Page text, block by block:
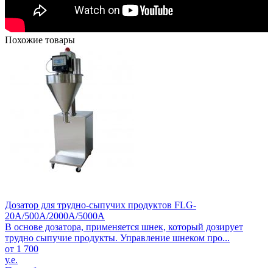
Похожие товары
Дозатор для трудно-сыпучих продуктов FLG-
20А/500A/2000А/5000А
В основе дозатора, применяется шнек, который дозирует
трудно сыпучие продукты. Управление шнеком про...
от 1 700
у.е.